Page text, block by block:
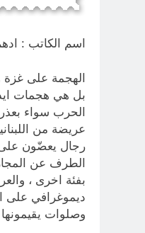
اسم الكاتب :
الهجمة على غزة
بل هي هجمات
الحرب سواء
عريضة من
رجال يعضّون على
الطرف عن
بفئة اخرى ،
ديموغرافي على
وصلوات